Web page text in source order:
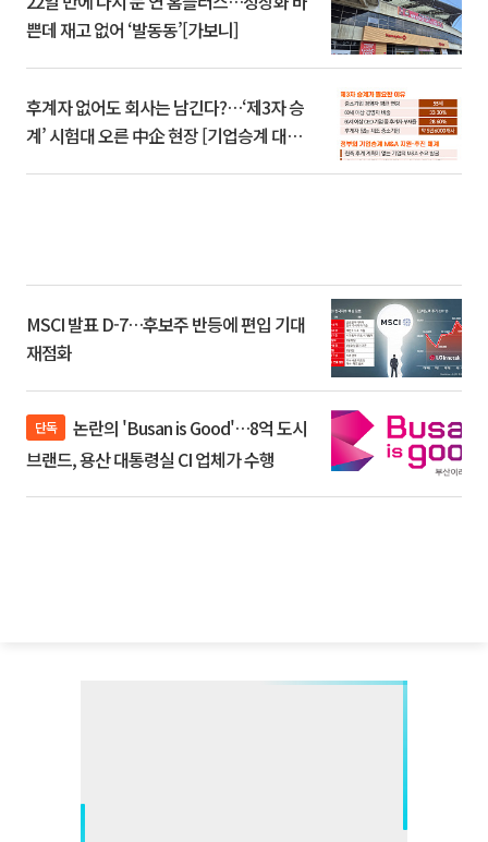
쁜데 재고 없어 ‘발동동’[가보니]
후계자 없어도 회사는 남긴다?…‘제3자 승
계’ 시험대 오른 中企 현장 [기업승계 대전
MSCI 발표 D-7…후보주 반등에 편입 기대
재점화
단독
브랜드, 용산 대통령실 CI 업체가 수행